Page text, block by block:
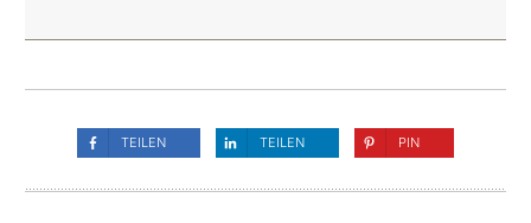
TEILEN TEILEN PIN